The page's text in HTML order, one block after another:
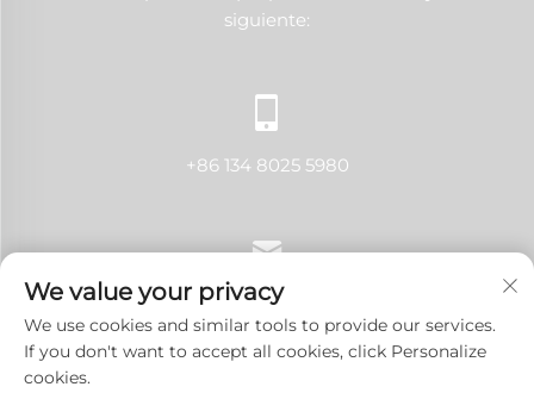
siguiente:
+86 134 8025 5980
[email protected]
We value your privacy
We use cookies and similar tools to provide our services.
If you don't want to accept all cookies, click Personalize
cookies.